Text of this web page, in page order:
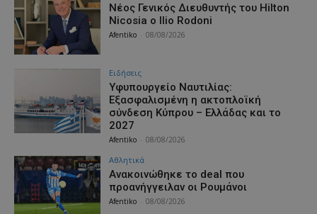
Νέος Γενικός Διευθυντής του Hilton
Nicosia ο Ilio Rodoni
Afentiko 08/08/2026
Ειδήσεις
Υφυπουργείο Ναυτιλίας:
Εξασφαλισμένη η ακτοπλοϊκή
σύνδεση Κύπρου – Ελλάδας και το
2027
Afentiko 08/08/2026
Αθλητικά
Aνακοινώθηκε το deal που
προανήγγειλαν οι Ρουμάνοι
Afentiko 08/08/2026